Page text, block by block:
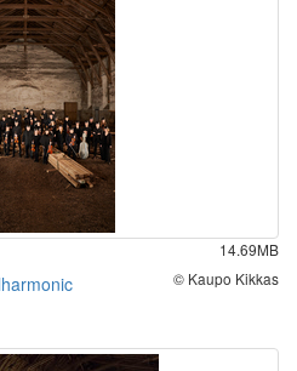
14.69MB
© Kaupo Kikkas